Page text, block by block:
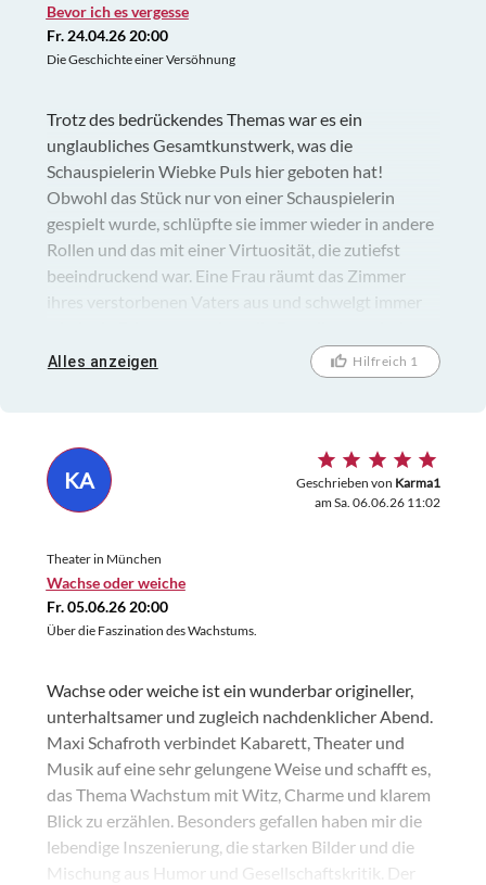
Bevor ich es vergesse
Fr. 24.04.26 20:00
Die Geschichte einer Versöhnung
Trotz des bedrückendes Themas war es ein
unglaubliches Gesamtkunstwerk, was die
Schauspielerin Wiebke Puls hier geboten hat!
Obwohl das Stück nur von einer Schauspielerin
gespielt wurde, schlüpfte sie immer wieder in andere
Rollen und das mit einer Virtuosität, die zutiefst
beeindruckend war. Eine Frau räumt das Zimmer
ihres verstorbenen Vaters aus und schwelgt immer
Pfarrer, ist bei der Beisetzung in der Kirche. Ein sehr
emotionales Stück, das sehr unter die Haut geht und
an ihren Vater erinnern, doch wundersame Weise
fühlt sich der Schrank immer wieder mit neuen
Dingen. Eine, so banal das klingen mag, geniale
Stück geht wirklich sehr emotional und trotz einiger
sehr komischer Momente, ist man tief berührt.
Alles anzeigen Hilfreich 1
KA Geschrieben von Karma1
am Sa. 06.06.26 11:02
Theater in München
Wachse oder weiche
Fr. 05.06.26 20:00
Über die Faszination des Wachstums.
Wachse oder weiche ist ein wunderbar origineller,
unterhaltsamer und zugleich nachdenklicher Abend.
Maxi Schafroth verbindet Kabarett, Theater und
Musik auf eine sehr gelungene Weise und schafft es,
das Thema Wachstum mit Witz, Charme und klarem
Blick zu erzählen. Besonders gefallen haben mir die
lebendige Inszenierung, die starken Bilder und die
Mischung aus Humor und Gesellschaftskritik. Der